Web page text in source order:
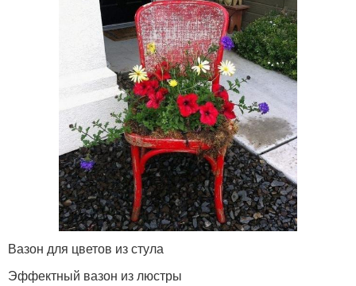
Вазон для цветов из стула
Эффектный вазон из люстры